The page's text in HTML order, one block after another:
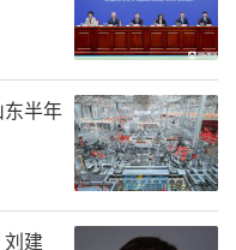
求等内容，为各学
指导。
。指导学校结合校
排1节体育课等因
半年
建